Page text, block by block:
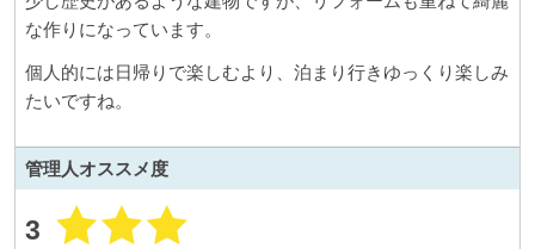
な作りになっています。
個人的には日帰りで楽しむより、泊まり行きゆっくり楽しみ
たいですね。
管理人オススメ度
3